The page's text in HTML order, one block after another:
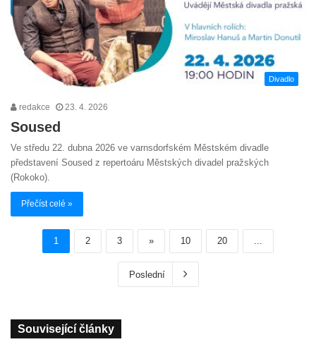
Divadlo
redakce 23. 4. 2026
Soused
Ve středu 22. dubna 2026 ve varnsdorfském Městském divadle
představení Soused z repertoáru Městských divadel pražských
(Rokoko).
Přečíst celé »
1 2 3 » 10 20
Poslední
Související články